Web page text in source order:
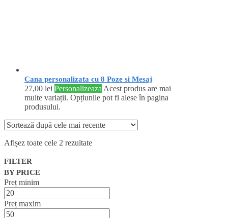
Cana personalizata cu 8 Poze si Mesaj
27,00 lei PersonalizeazaAcest produs are mai
multe variații. Opțiunile pot fi alese în pagina
produsului.
Afișez toate cele 2 rezultate
FILTER
BY PRICE
Preț minim
Preț maxim